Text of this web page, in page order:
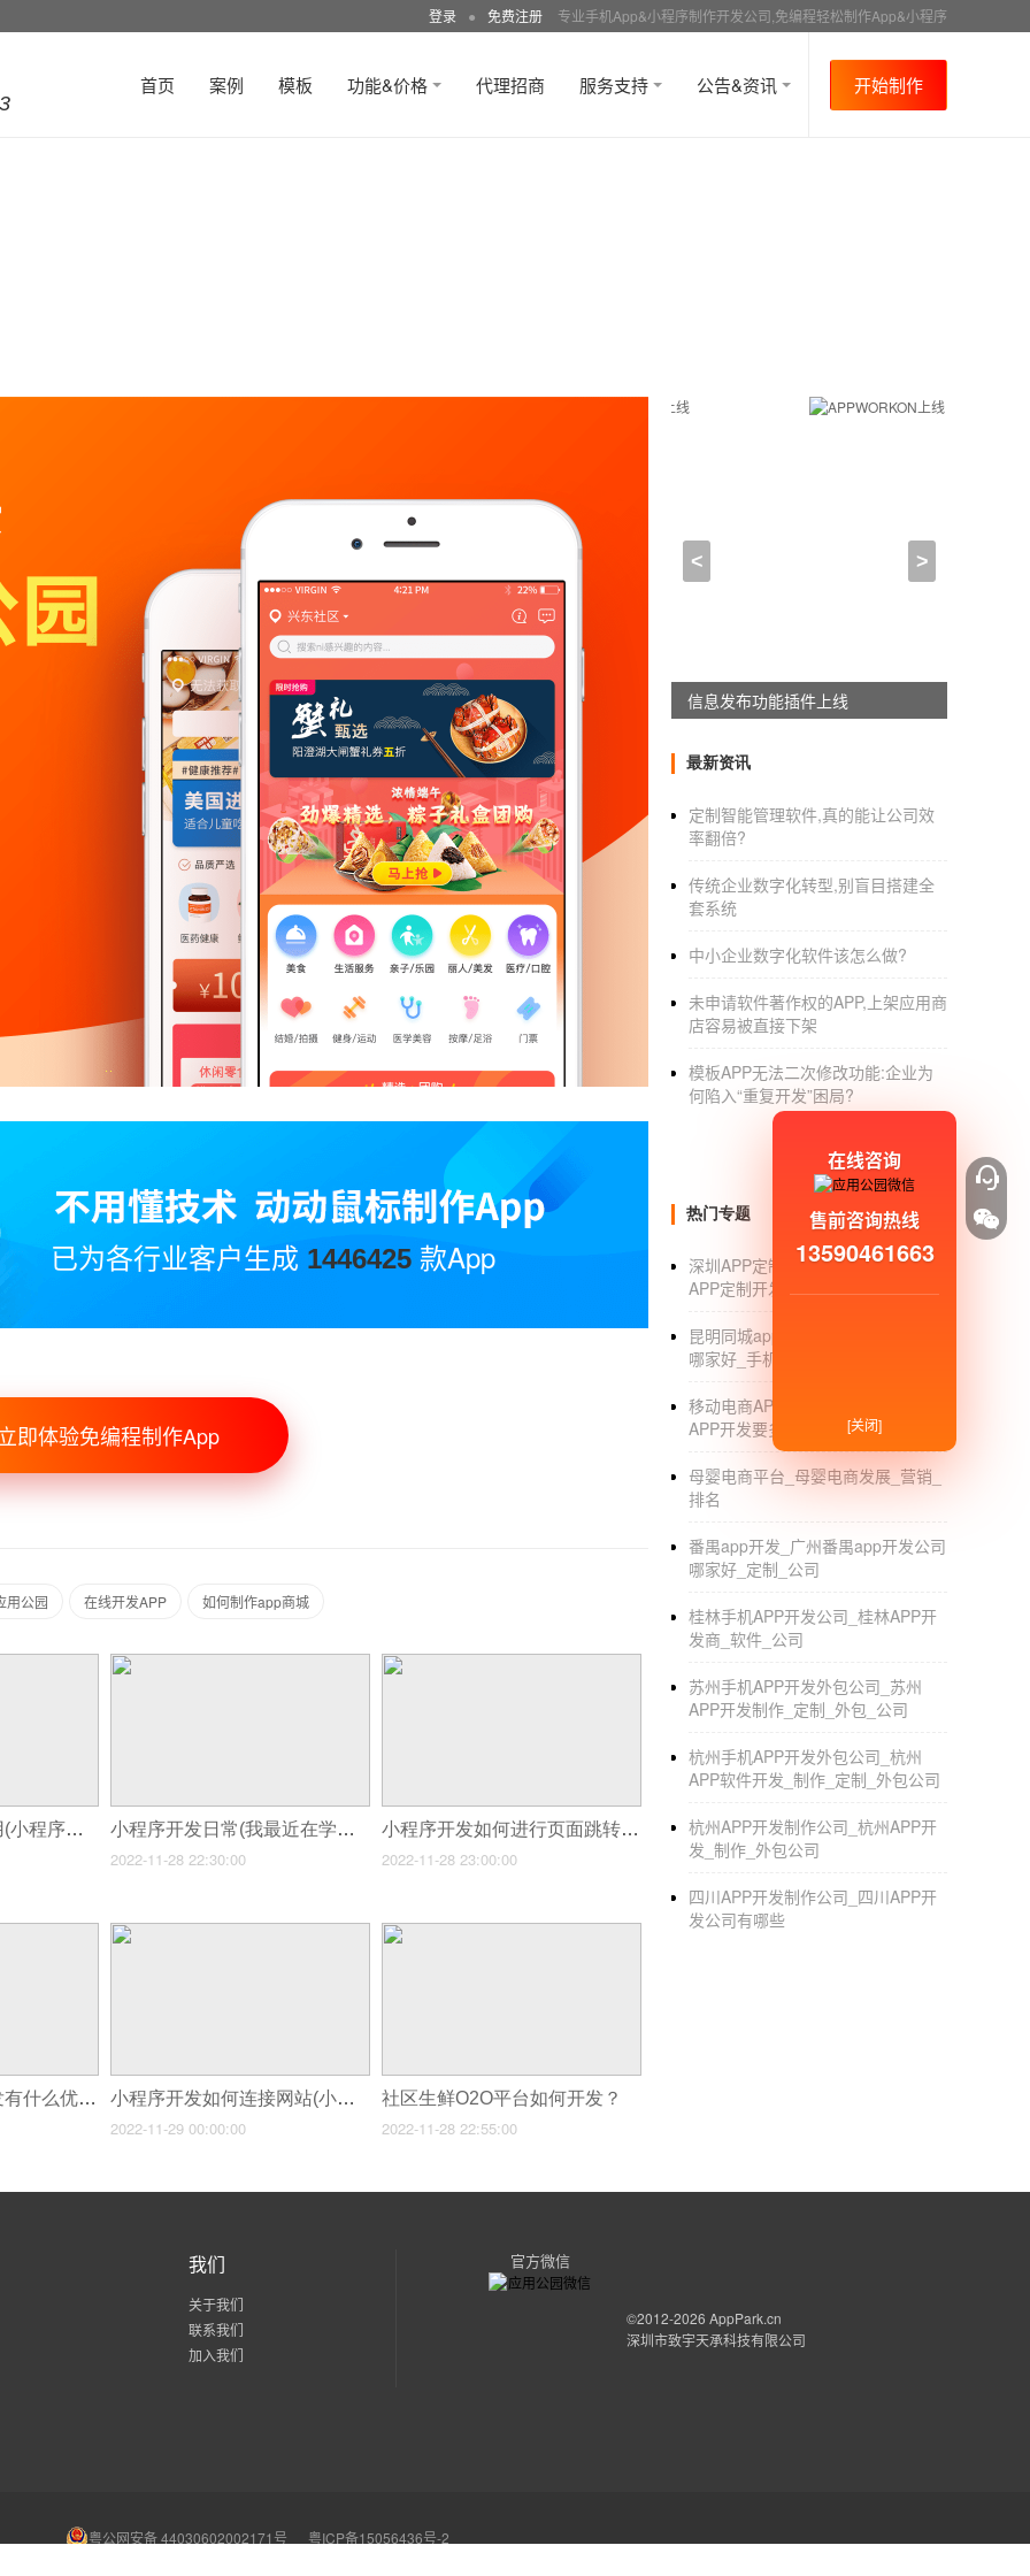
登录 ● 免费注册 专业手机App&小程序制作开发公司,免编程轻松制作App&小程序
首页 案例 模板 功能&价格 代理招商 服务支持 公告&资讯 开始制作
2021-03-03 15:00:00
人的健康睡眠至少要保证一天有6到8个小时
生活中的压力问题造成，各种的情况下导致用
们的睡眠的质量，帮助用户摆脱失眠的烦恼
的睡眠状况，了解用户在睡眠的时候存在着
生成用户的睡眠数据报告，让用户可以直观
过对用户的睡眠数据结合，给用户提出有助
界。没有烦恼，没有压力，抛掉一切，轻松
们，迎接更好的明天。
共享图书APP开发与他人分享更多的
书籍是人类进步的阶梯，即使是信息传播速
避免一些人故意损坏的现象。2、书本搜索：
到自己想要的书本。3、在线借书：让用户可
用户能够一睹书中精彩的内容。拥有丰富的
混合app开发前景怎么样
混合APP开发
概述
主要以JS+Native两者相互调用为主，从开发
兼具了Native App良好用户体验的优势，也
移动应用开发的方式
Web App：网页应用程序；
Hybrid App：混合应用程序；
希望可以帮到您！app制作工具：1、bizness
已为各行业客户生成 1446425 款App
即体验免编程制作App
用公园 在线开发APP 如何制作app商城
小程序开发认证费用(小程序开发成本预算多少) 小程序开发日常(我最近在学微信小程序开发)
2022-11-28 22:30:00
小程序开发如何进行页面跳转传参(小程序跳转访问Web页面问题)
2022-11-28 23:00:00
蔬菜配送小程序开发有什么优势？如何开发蔬菜配送小程序？ 小程序开发如何连接网站(小程序开发报价明细及小程序开发需要多少钱)
2022-11-29 00:00:00
社区生鲜O2O平台如何开发？
2022-11-28 22:55:00
< >
APPWORKON上线
最新资讯
定制智能管理软件,真的能让公司效
率翻倍?
传统企业数字化转型,别盲目搭建全
套系统
中小企业数字化软件该怎么做?
未申请软件著作权的APP,上架应用商
店容易被直接下架
模板APP无法二次修改功能:企业为
何陷入“重复开发”困局?
热门专题
深圳APP定制开发公司_深圳手机
APP定制开发公司有哪些_排名
昆明同城app开发_昆明同城app开发
哪家好_手机系统_公司
移动电商APP开发价格_移动电商
APP开发要多少钱_解决方案
母婴电商平台_母婴电商发展_营销_
排名
番禺app开发_广州番禺app开发公司
哪家好_定制_公司
桂林手机APP开发公司_桂林APP开
发商_软件_公司
苏州手机APP开发外包公司_苏州
APP开发制作_定制_外包_公司
杭州手机APP开发外包公司_杭州
APP软件开发_制作_定制_外包公司
杭州APP开发制作公司_杭州APP开
发_制作_外包公司
四川APP开发制作公司_四川APP开
发公司有哪些
我们
关于我们
联系我们
加入我们
官方微信
©2012-2026 AppPark.cn
深圳市致宇天承科技有限公司
粤公网安备 44030602002171号 粤ICP备15056436号-2
在线咨询
售前咨询热线
13590461663
[关闭]